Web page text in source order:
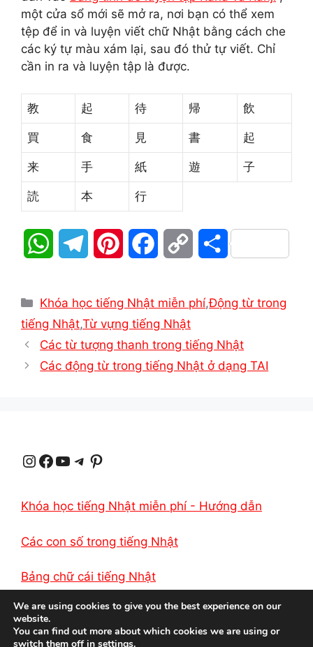
một cửa sổ mới sẽ mở ra, nơi bạn có thể xem
tệp để in và luyện viết chữ Nhật bằng cách che
các ký tự màu xám lại, sau đó thử tự viết. Chỉ
cần in ra và luyện tập là được.
教 起 待 帰 飲
買 食 見 書 起
来 手 紙 遊 子
読 本 行
W
a
t
s
l
e
g
n
t
e
c
e
b
p
L
S
a
e
Danh
mục
Khóa học tiếng Nhật miễn phí,Động từ trong
tiếng Nhật,Từ vựng tiếng Nhật
Các từ tượng thanh trong tiếng Nhật
Các động từ trong tiếng Nhật ở dạng TAI
Instagram Facebook YouTube Telegram Pinterest
Khóa học tiếng Nhật miễn phí - Hướng dẫn
Các con số trong tiếng Nhật
Bảng chữ cái tiếng Nhật
We are using cookies to give you the best experience on our
website.
You can find out more about which cookies we are using or
switch them off in settings.